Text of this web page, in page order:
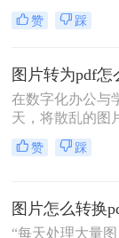
效率提升从此触
秒变PDF文档？
主，小编深知职
换工具的渴求，
法，帮你轻松解
赞 踩
在数字化办公与
天，将散乱的
文档、手机拍摄
照片——整合成
定、易于传输和
文档分发的标准
赞 踩
“每天处理大量